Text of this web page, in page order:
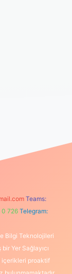
Teams:
0 726 Telegram:
Bilgi Teknolojileri
Yer Sağlayıcı
içerikleri proaktif